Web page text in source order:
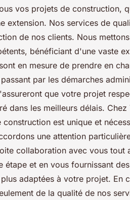
vos projets de construction,
extension. Nos services de
de nos clients. Nous
bénéficiant d'une vaste
en mesure de prendre en
par les démarches
que votre projet
dans les meilleurs délais.
est unique et
une attention
collaboration avec vous tout
étape et en vous fournissant
adaptées à votre projet. En
de la qualité de nos